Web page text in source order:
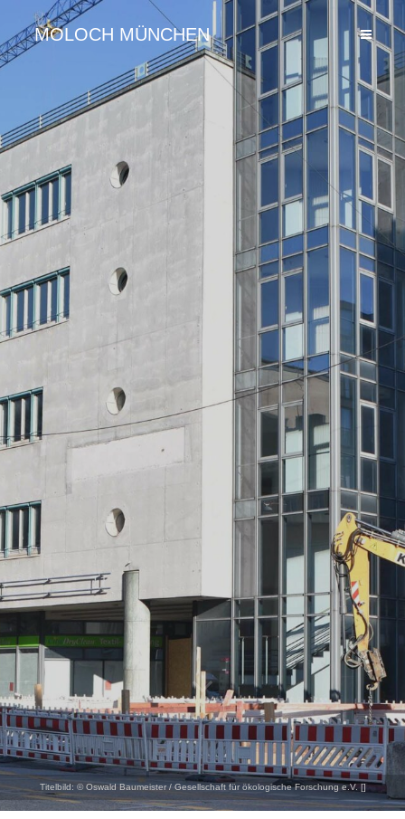
MOLOCH MÜNCHEN
Titelbild: © Oswald Baumeister / Gesellschaft für ökologische Forschung e.V. []